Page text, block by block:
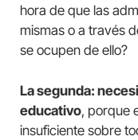
hora de que las
mismas o a través
se ocupen de ello?
La segunda:
educativo, porque
insuficiente sobre